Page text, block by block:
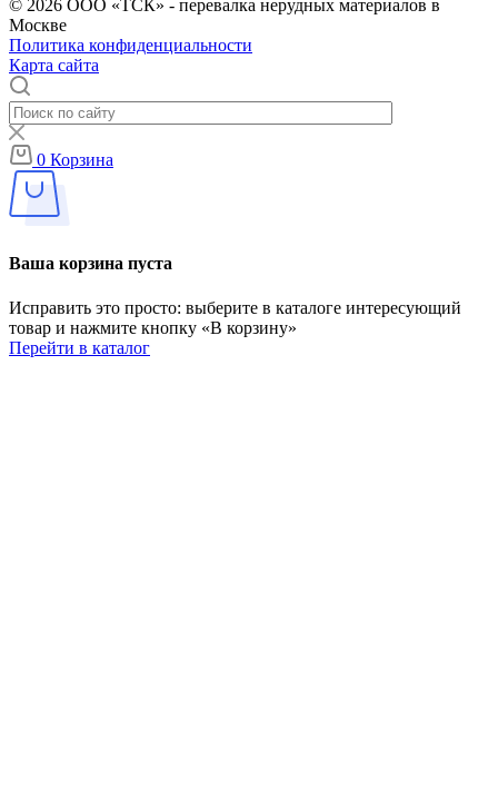
© 2026 ООО «ТСК» - перевалка нерудных материалов в
Москве
Политика конфиденциальности
Карта сайта
0 Корзина
Ваша корзина пуста
Исправить это просто: выберите в каталоге интересующий
товар и нажмите кнопку «В корзину»
Перейти в каталог